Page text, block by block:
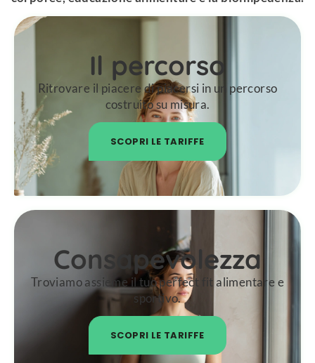
Il percorso
Ritrovare il piacere di piacersi in un percorso
costruito su misura.
SCOPRI LE TARIFFE
Consapevolezza
Troviamo assieme il tuo perfect fit alimentare e
sportivo.
SCOPRI LE TARIFFE